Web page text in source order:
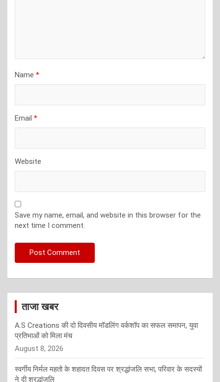
Name *
Email *
Website
Save my name, email, and website in this browser for the
next time I comment.
ताजा खबर
A.S Creations की दो दिवसीय मॉडलिंग वर्कशॉप का सफल समापन, युवा
प्रतिभाओं को मिला मंच
August 8, 2026
स्वर्गीय निर्मल महतो के शहादत दिवस पर श्रद्धांजलि सभा, परिवार के सदस्यों
ने दी श्रद्धांजलि